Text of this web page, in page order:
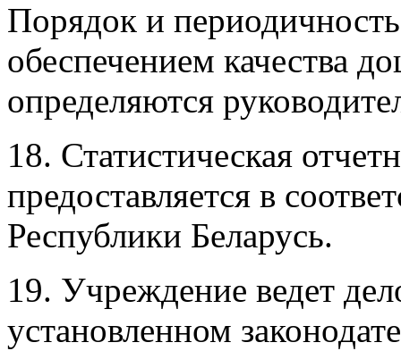
Порядок и
обеспечением качества
определяются
18. Статистическая
предоставляется в
Республики Беларусь.
19. Учреждение ведет
установленном